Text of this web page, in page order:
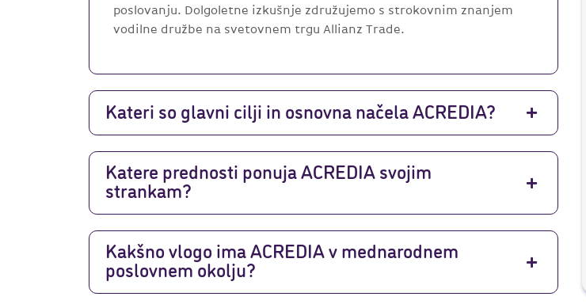
poslovanju. Dolgoletne izkušnje združujemo s strokovnim znanjem
vodilne družbe na svetovnem trgu Allianz Trade.
Kateri so glavni cilji in osnovna načela ACREDIA?
Katere prednosti ponuja ACREDIA svojim
strankam?
Kakšno vlogo ima ACREDIA v mednarodnem
poslovnem okolju?